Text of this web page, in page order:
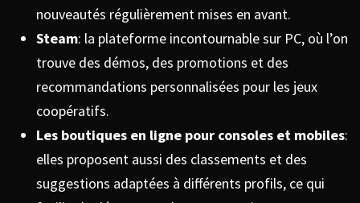
nouveautés régulièrement mises en avant.
Steam: la plateforme incontournable sur PC, où l’on
trouve des démos, des promotions et des
recommandations personnalisées pour les jeux
coopératifs.
Les boutiques en ligne pour consoles et mobiles:
elles proposent aussi des classements et des
suggestions adaptées à différents profils, ce qui